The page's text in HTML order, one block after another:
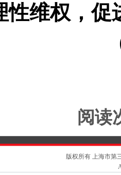
性维权，促
阅读
版权所有 上海市第